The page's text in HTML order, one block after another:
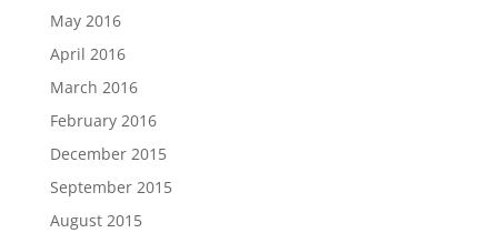
May 2016
April 2016
March 2016
February 2016
December 2015
September 2015
August 2015